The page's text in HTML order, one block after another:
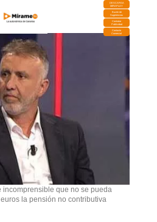
DESCARGA
MIRAPLAY
Buzón de
Sugerencias
Contratar
Publicidad
Contacto
Comercial
incomprensible que no se pueda
la pensión no contributiva